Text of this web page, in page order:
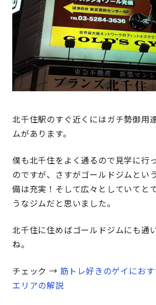
北千住駅のすぐ近くにはガチ勢御用
ムがあります。
僕も北千住をよく通るので見学に行
のですが、さすがゴールドジムとい
備は充実！そして広々としていてと
うなジムだと思いました。
北千住に住めばゴールドジムにも通
ね。
チェック → 筋トレ好きのゲイにお
エリアの解説